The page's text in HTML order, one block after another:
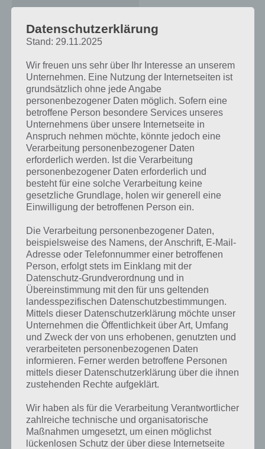
100 Doors 2013 Level 3
Lösung
100 Doors 2013: Level 4 Lösung
Weiter geht es mit der Lösung zu Level 4. In diesem sehen wir einen
Schlüssel in der Mitte. Um diesen zu erhalten, müssen wir unser
Android Device kurz schütteln.
Dadurch zerfällt das System, der Schlüssel im Glas schlägt auf den
Boden, wodurch das Glas zu Bruch geht. Nun können wir den
Schlüssel entnehmen und auch Level 4 von 100 Doors 2013 ist
gelöst.
100 Doors 2013 Level 4 Lösung
100 Doors 2013: Level 5 Lösung
Danach war die Lösung dieses Levels auch kein Problem mehr. Man
muss den Stock oben rechts lediglich nach links ziehen und kann
danach die Schlaufe nach unten ziehen.
Datenschutzerklärung
Stand: 29.11.2025
Wir freuen uns sehr über Ihr Interesse an unserem
Unternehmen. Eine Nutzung der Internetseiten ist
grundsätzlich ohne jede Angabe
personenbezogener Daten möglich. Sofern eine
betroffene Person besondere Services unseres
Unternehmens über unsere Internetseite in
Anspruch nehmen möchte, könnte jedoch eine
Verarbeitung personenbezogener Daten
erforderlich werden. Ist die Verarbeitung
personenbezogener Daten erforderlich und
besteht für eine solche Verarbeitung keine
gesetzliche Grundlage, holen wir generell eine
Einwilligung der betroffenen Person ein.
Die Verarbeitung personenbezogener Daten,
beispielsweise des Namens, der Anschrift, E-Mail-
Adresse oder Telefonnummer einer betroffenen
Person, erfolgt stets im Einklang mit der
Datenschutz-Grundverordnung und in
Übereinstimmung mit den für uns geltenden
landesspezifischen Datenschutzbestimmungen.
Mittels dieser Datenschutzerklärung möchte unser
Unternehmen die Öffentlichkeit über Art, Umfang
und Zweck der von uns erhobenen, genutzten und
verarbeiteten personenbezogenen Daten
informieren. Ferner werden betroffene Personen
mittels dieser Datenschutzerklärung über die ihnen
zustehenden Rechte aufgeklärt.
Wir haben als für die Verarbeitung Verantwortlicher
zahlreiche technische und organisatorische
Maßnahmen umgesetzt, um einen möglichst
lückenlosen Schutz der über diese Internetseite